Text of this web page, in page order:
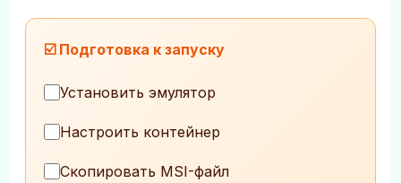
☑️ Подготовка к запуску
Установить эмулятор
Настроить контейнер
Скопировать MSI-файл